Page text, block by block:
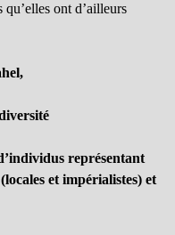
qu’elles ont d’ailleurs
représentant
et impérialistes) et